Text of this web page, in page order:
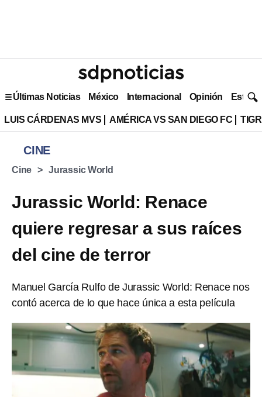
Últimas Noticias México Internacional Opinión Estilo
LUIS CÁRDENAS MVS AMÉRICA VS SAN DIEGO FC
CINE
Cine Jurassic World
Jurassic World: Renace
quiere regresar a sus raíces
del cine de terror
Manuel García Rulfo de Jurassic World: Renace nos
contó acerca de lo que hace única a esta película